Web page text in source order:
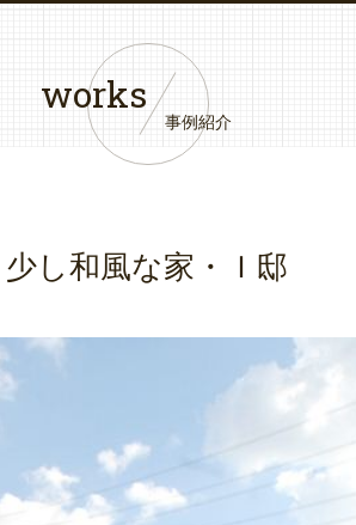
事例紹介
works
少し和風な家・Ｉ邸